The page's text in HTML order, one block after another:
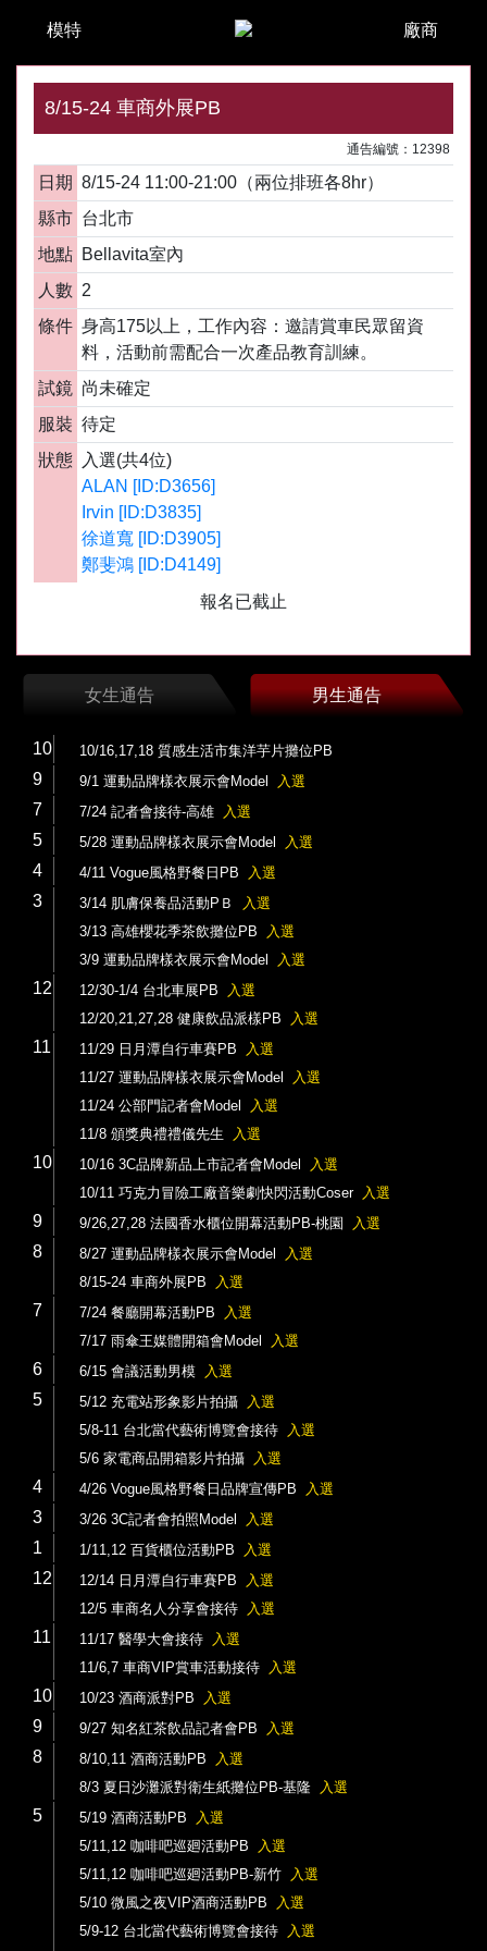
模特 廠商
女生通告 男生通告
10 10/16,17,18 質感生活市集洋芋片攤位PB
9 9/1 運動品牌樣衣展示會Model 入選
7 7/24 記者會接待-高雄 入選
5 5/28 運動品牌樣衣展示會Model 入選
4 4/11 Vogue風格野餐日PB 入選
3 3/14 肌膚保養品活動PＢ
入選
3/13 高雄櫻花季茶飲攤位PB
入選
3/9 運動品牌樣衣展示會Model
入選
12 12/30-1/4 台北車展PB
入選
12/20,21,27,28 健康飲品派樣PB
入選
11 11/29 日月潭自行車賽PB
入選
11/27 運動品牌樣衣展示會Model
入選
11/24 公部門記者會Model
入選
11/8 頒獎典禮禮儀先生
入選
10 10/16 3C品牌新品上市記者會Model
入選
10/11 巧克力冒險工廠音樂劇快閃活動Coser 入選
9 9/26,27,28 法國香水櫃位開幕活動PB-桃園 入選
8 8/27 運動品牌樣衣展示會Model
入選
8/15-24 車商外展PB
入選
7 7/24 餐廳開幕活動PB
入選
7/17 雨傘王媒體開箱會Model
入選
6 6/15 會議活動男模 入選
5 5/12 充電站形象影片拍攝
入選
5/8-11 台北當代藝術博覽會接待
入選
5/6 家電商品開箱影片拍攝
入選
4 4/26 Vogue風格野餐日品牌宣傳PB 入選
3 3/26 3C記者會拍照Model 入選
1 1/11,12 百貨櫃位活動PB 入選
12 12/14 日月潭自行車賽PB
入選
12/5 車商名人分享會接待
入選
11 11/17 醫學大會接待
入選
11/6,7 車商VIP賞車活動接待
入選
10 10/23 酒商派對PB 入選
9 9/27 知名紅茶飲品記者會PB 入選
8 8/10,11 酒商活動PB
入選
8/3 夏日沙灘派對衛生紙攤位PB-基隆
入選
5 5/19 酒商活動PB
入選
5/11,12 咖啡吧巡廻活動PB
入選
5/11,12 咖啡吧巡廻活動PB-新竹
入選
5/10 微風之夜VIP酒商活動PB
入選
5/9-12 台北當代藝術博覽會接待
入選
8/15-24 車商外展PB
通告編號：12398
日期 8/15-24 11:00-21:00（兩位排班各8hr）
縣市 台北市
地點 Bellavita室內
人數 2
條件 身高175以上，工作內容：邀請賞車民眾留資
料，活動前需配合一次產品教育訓練。
試鏡 尚未確定
服裝 待定
狀態
入選(共4位)
ALAN [ID:D3656]
Irvin [ID:D3835]
徐道寬 [ID:D3905]
鄭斐鴻 [ID:D4149]
報名已截止